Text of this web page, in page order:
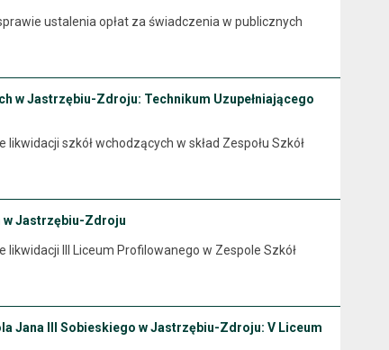
sprawie ustalenia opłat za świadczenia w publicznych
w Jastrzębiu-Zdroju: Technikum Uzupełniającego
likwidacji szkół wchodzących w skład Zespołu Szkół
w Jastrzębiu-Zdroju
likwidacji III Liceum Profilowanego w Zespole Szkół
Jana III Sobieskiego w Jastrzębiu-Zdroju: V Liceum